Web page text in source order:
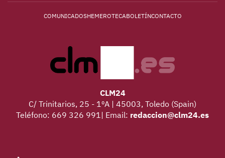
COMUNICADOSHEMEROTECABOLETÍNCONTACTO
CLM24
C/ Trinitarios, 25 - 1ºA | 45003, Toledo (Spain)
Teléfono: 669 326 991| Email: redaccion@clm24.es